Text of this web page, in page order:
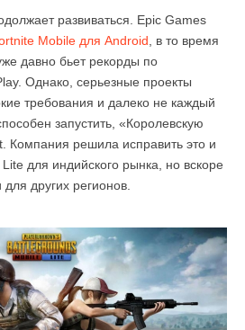
развиваться. Epic Games
Mobile для Android , в то время
давно бьет рекорды по
Однако, серьезные проекты
требования и далеко не каждый
запустить, «Королевскую
Компания решила исправить это и
для индийского рынка, но вскоре
других регионов.